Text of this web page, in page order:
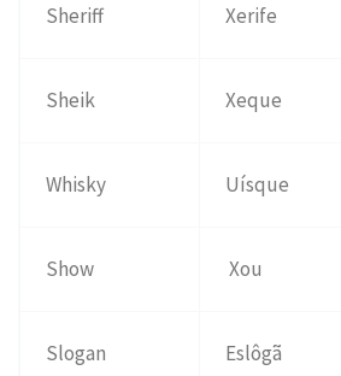
Sheriff Xerife
Sheik Xeque
Whisky Uísque
Show Xou
Slogan Eslôgã